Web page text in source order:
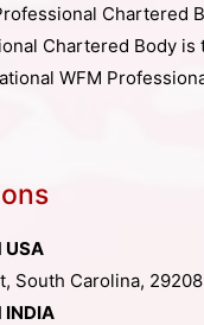
Chartered
Chartered Body is
WFM
USA
South Carolina,
INDIA